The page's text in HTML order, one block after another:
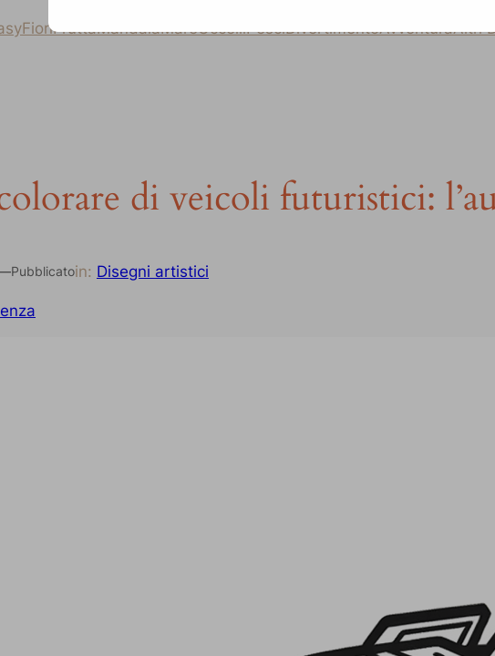
FioriFruttaMandalaMareUccelliPesciDivertimentoAvventuraAltri
di veicoli futuristici:
Pubblicatoin: Disegni artistici